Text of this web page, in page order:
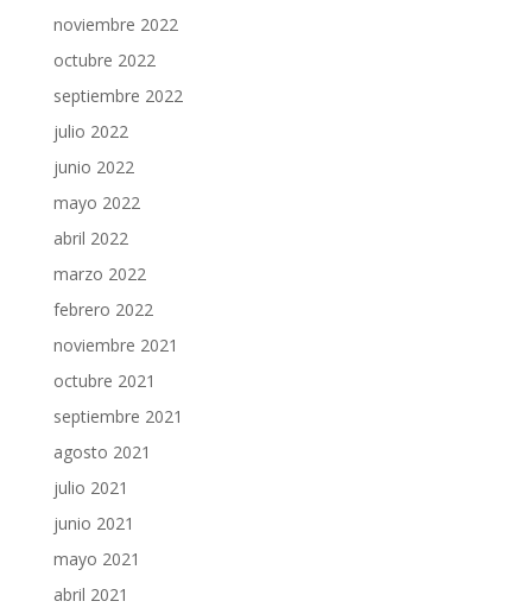
noviembre 2022
octubre 2022
septiembre 2022
julio 2022
junio 2022
mayo 2022
abril 2022
marzo 2022
febrero 2022
noviembre 2021
octubre 2021
septiembre 2021
agosto 2021
julio 2021
junio 2021
mayo 2021
abril 2021